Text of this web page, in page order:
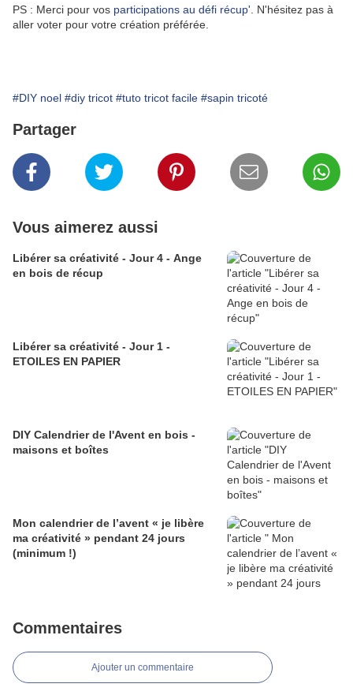
PS : Merci pour vos participations au défi récup' . N'hésitez pas à
aller voter pour votre création préférée.
#DIY noel #diy tricot #tuto tricot facile #sapin tricoté
Partager
Vous aimerez aussi
Libérer sa créativité - Jour 4 - Ange
en bois de récup
Libérer sa créativité - Jour 1 -
ETOILES EN PAPIER
DIY Calendrier de l'Avent en bois -
maisons et boîtes
Mon calendrier de l’avent « je libère
ma créativité » pendant 24 jours
(minimum !)
Commentaires
Ajouter un commentaire